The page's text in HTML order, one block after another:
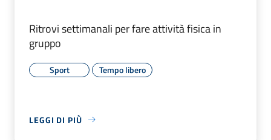
Ritrovi settimanali per fare attività fisica in
gruppo
Sport Tempo libero
LEGGI DI PIÙ